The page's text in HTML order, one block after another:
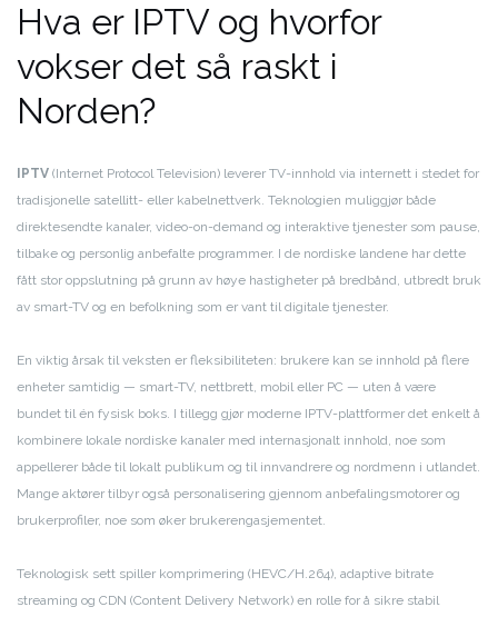
Hva er IPTV og hvorfor
vokser det så raskt i
Norden?
IPTV (Internet Protocol Television) leverer TV-innhold via internett i stedet for
tradisjonelle satellitt- eller kabelnettverk. Teknologien muliggjør både
direktesendte kanaler, video-on-demand og interaktive tjenester som pause,
tilbake og personlig anbefalte programmer. I de nordiske landene har dette
fått stor oppslutning på grunn av høye hastigheter på bredbånd, utbredt bruk
av smart-TV og en befolkning som er vant til digitale tjenester.
En viktig årsak til veksten er fleksibiliteten: brukere kan se innhold på flere
enheter samtidig — smart-TV, nettbrett, mobil eller PC — uten å være
bundet til én fysisk boks. I tillegg gjør moderne IPTV-plattformer det enkelt å
kombinere lokale nordiske kanaler med internasjonalt innhold, noe som
appellerer både til lokalt publikum og til innvandrere og nordmenn i utlandet.
Mange aktører tilbyr også personalisering gjennom anbefalingsmotorer og
brukerprofiler, noe som øker brukerengasjementet.
Teknologisk sett spiller komprimering (HEVC/H.264), adaptive bitrate
streaming og CDN (Content Delivery Network) en rolle for å sikre stabil